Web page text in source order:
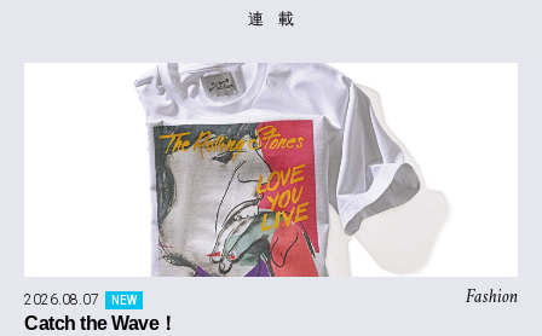
連 載
Fashion
2026.08.07 NEW
Catch the Wave！